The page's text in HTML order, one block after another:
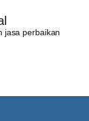
jasa perbaikan